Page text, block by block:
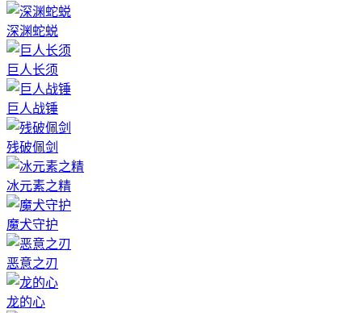
深渊蛇蜕
巨人长须
巨人战锤
残破佩剑
冰元素之精
魔犬守护
恶意之刃
龙的心